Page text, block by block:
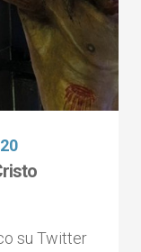
su Twitter